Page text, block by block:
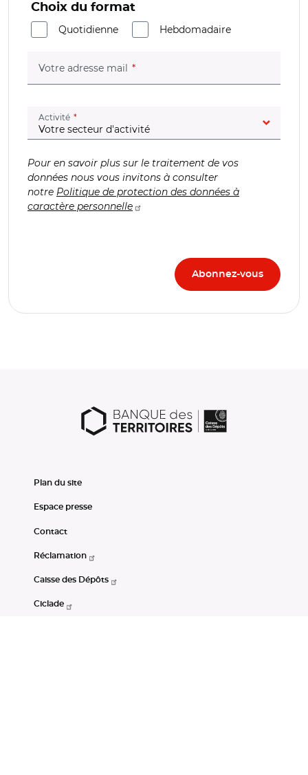
Choix du format
Quotidienne
Hebdomadaire
Votre adresse mail (champ obligatoire)
Activité (champ obligatoire)
Pour en savoir plus sur le traitement de vos
données nous vous invitons à consulter
notre Politique de protection des données à
caractère personnelle
Plan du site
Espace presse
Contact
Réclamation
Caisse des Dépôts
Ciclade